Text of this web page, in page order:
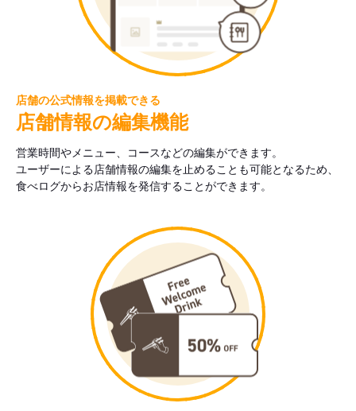
店舗の公式情報を掲載できる
店舗情報の編集機能
営業時間やメニュー、コースなどの編集ができます。
ユーザーによる店舗情報の編集を止めることも可能となるため、
食べログからお店情報を発信することができます。